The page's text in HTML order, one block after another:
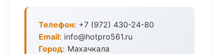
Телефон: +7 (972) 430-24-80
Email: info@hotpro561.ru
Город: Махачкала